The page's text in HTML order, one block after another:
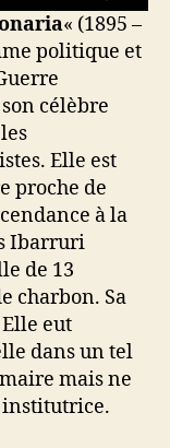
« (1895 –
politique et
célèbre
Elle est
proche de
à la
Ibarruri
de 13
charbon. Sa
eut
dans un tel
mais ne
institutrice.